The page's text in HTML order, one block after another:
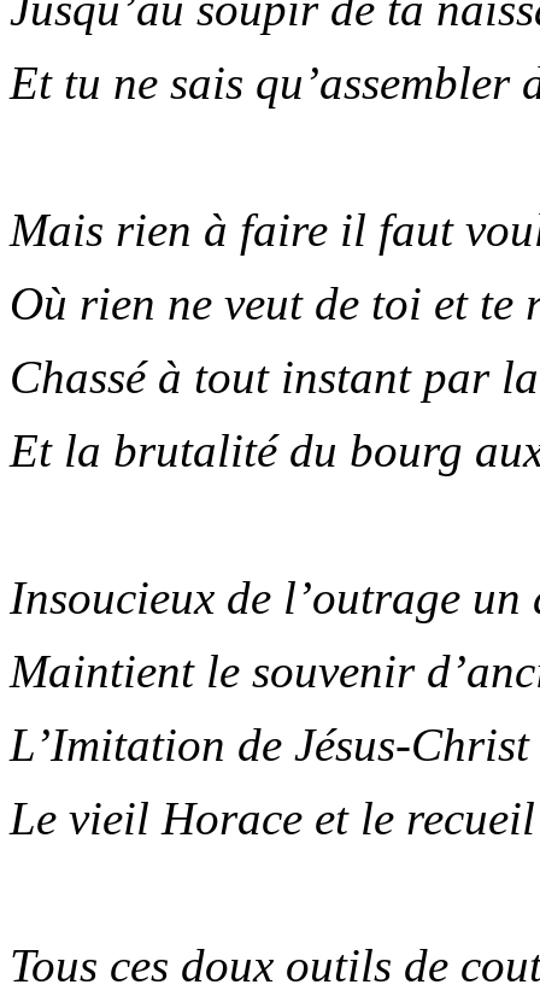
Et tu ne sais qu’assembler
Mais rien à faire il faut
Où rien ne veut de toi et te
Chassé à tout instant par
Et la brutalité du bourg
Insoucieux de l’outrage un
Maintient le souvenir
L’Imitation de Jésus-
Le vieil Horace et le
Tous ces doux outils de